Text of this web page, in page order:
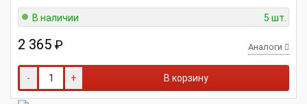
В наличии 5 шт.
2 365 ₽ Аналоги
- + В корзину